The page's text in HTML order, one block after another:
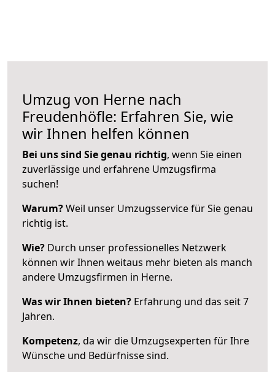
Umzug von Herne nach
Freudenhöfle: Erfahren Sie, wie
wir Ihnen helfen können
Bei uns sind Sie genau richtig, wenn Sie einen
zuverlässige und erfahrene Umzugsfirma
suchen!
Warum?Weil unser Umzugsservice für Sie genau
richtig ist.
Wie? Durch unser professionelles Netzwerk
können wir Ihnen weitaus mehr bieten als manch
andere Umzugsfirmen in Herne.
Was wir Ihnen bieten? Erfahrung und das seit 7
Jahren.
Kompetenz, da wir die Umzugsexperten für Ihre
Wünsche und Bedürfnisse sind.